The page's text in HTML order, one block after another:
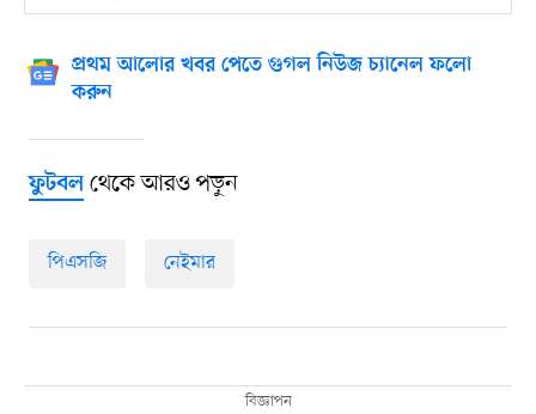
প্রথম আলোর খবর পেতে গুগল নিউজ চ্যানেল ফলো
করুন
ফুটবলথেকে আরও পড়ুন
পিএসজি নেইমার